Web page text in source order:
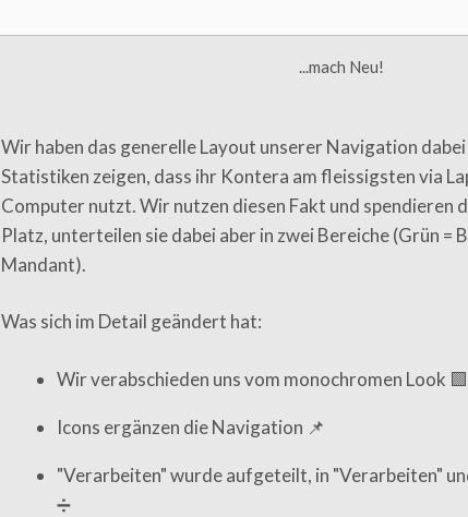
...mach Neu!
Wir haben das generelle Layout unserer Navigation
Statistiken zeigen, dass ihr Kontera am fleissigsten via
Computer nutzt. Wir nutzen diesen Fakt und spendieren
Platz, unterteilen sie dabei aber in zwei Bereiche (Grün =
Mandant).
Was sich im Detail geändert hat:
Wir verabschieden uns vom monochromen Look 🟩
Icons ergänzen die Navigation 📌
"Verarbeiten" wurde aufgeteilt, in "Verarbeiten"
➗